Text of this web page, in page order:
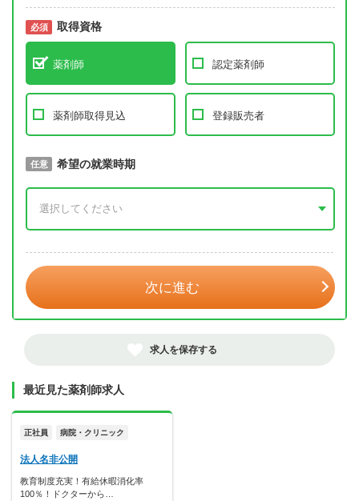
必須 取得資格
薬剤師 認定薬剤師
薬剤師取得見込 登録販売者
必須 取得予定年
任意 希望の就業時期
次に進む
求人を保存する
最近見た薬剤師求人
正社員 病院・クリニック
法人名非公開
教育制度充実！有給休暇消化率
100％！ドクターから…